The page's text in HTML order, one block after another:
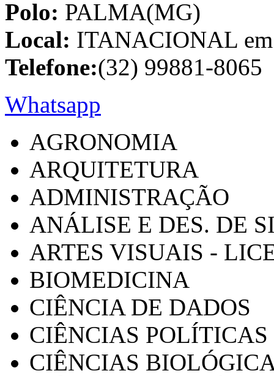
Polo: PALMA(MG)
Local: ITANACIONAL
Telefone:(32) 99881-8065
Whatsapp
AGRONOMIA
ARQUITETURA
ADMINISTRAÇÃO
ANÁLISE E DES. DE
ARTES VISUAIS -
BIOMEDICINA
CIÊNCIA DE DADOS
CIÊNCIAS POLÍTICAS
CIÊNCIAS